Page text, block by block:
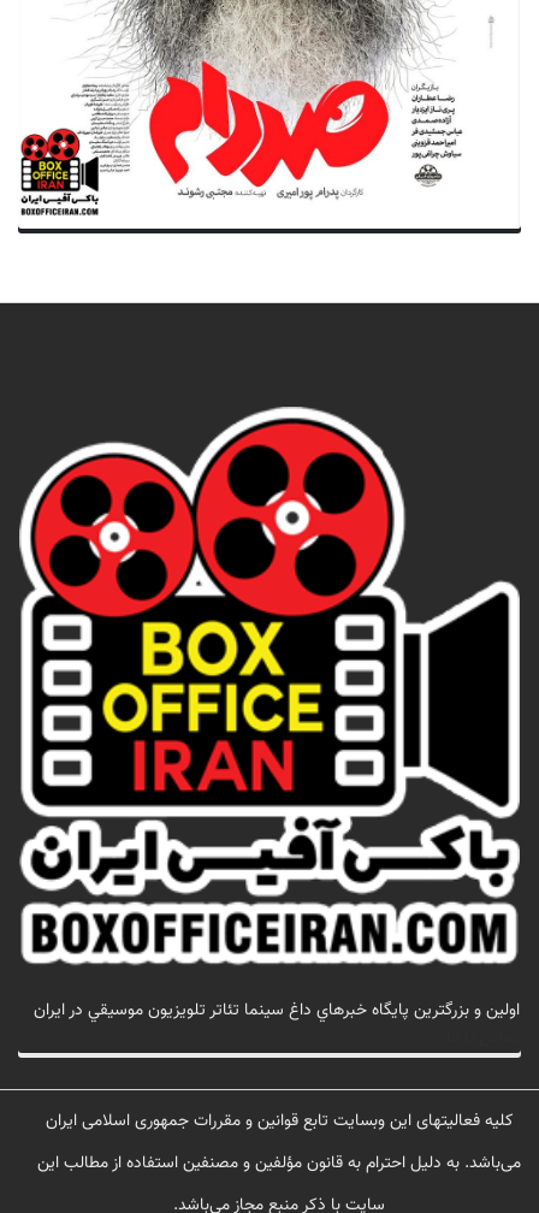
اولين و بزرگترين پايگاه خبرهاي داغ سينما تئاتر تلويزيون موسيقي در ايران
کلیه فعالیتهای این وبسایت تابع قوانین و مقررات جمهوری اسلامی ایران
می‌باشد. به دلیل احترام به قانون مؤلفین و مصنفین استفاده از مطالب این
سایت با ذکر منبع مجاز می‌باشد.